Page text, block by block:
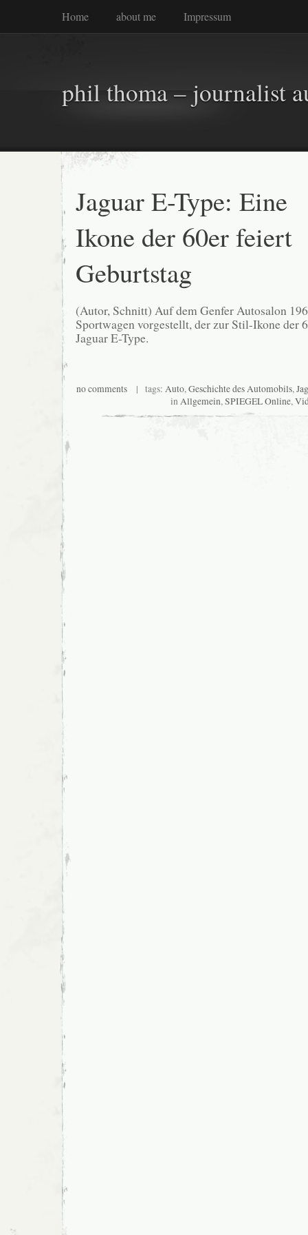
Home about me Impressum
phil thoma – journalist
Jaguar E-Type: Eine
Ikone der 60er feiert
Geburtstag
(Autor, Schnitt) Auf dem Genfer Autosalon
Sportwagen vorgestellt, der zur Stil-Ikone der
Jaguar E-Type.
no comments| tags: Auto, Geschichte des Automobils,
in Allgemein, SPIEGEL Online,